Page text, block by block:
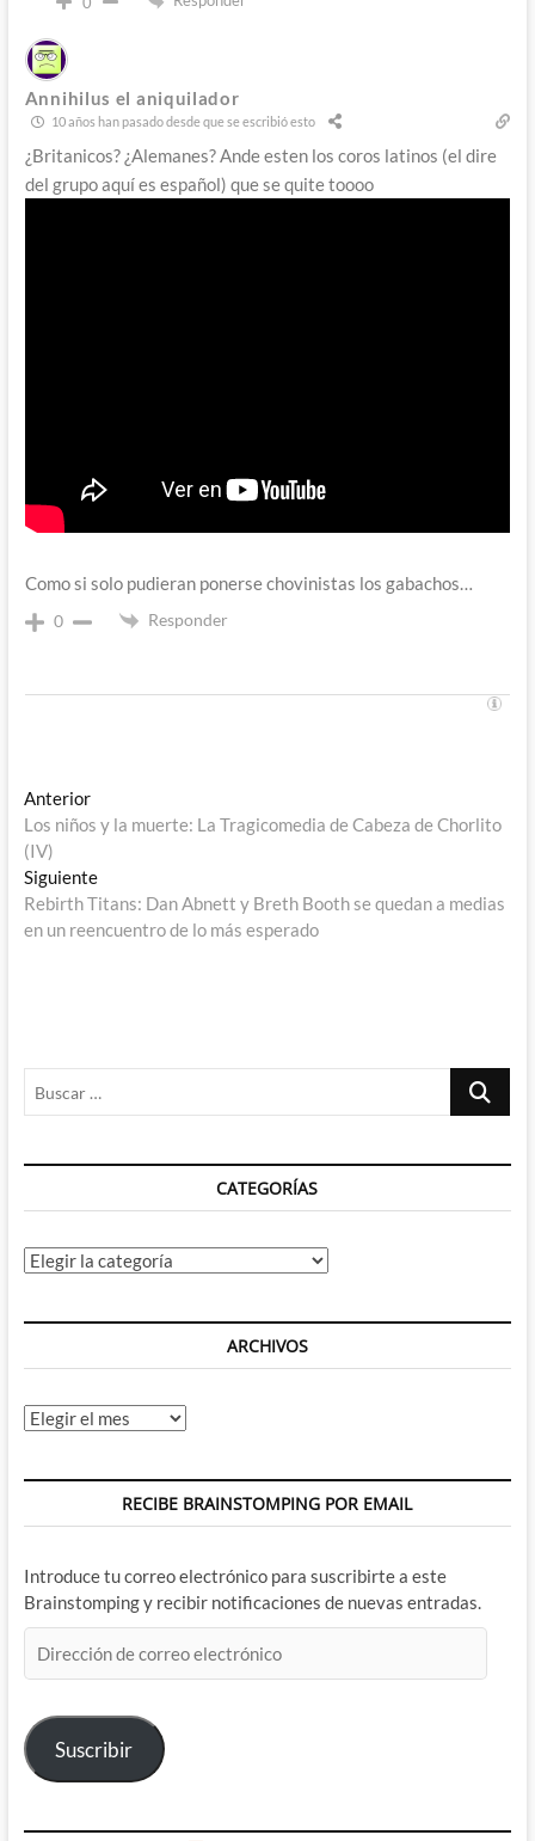
Annihilus el aniquilador
10 años han pasado desde que se escribió esto
¿Britanicos? ¿Alemanes? Ande esten los coros latinos (el dire
del grupo aquí es español) que se quite toooo
Como si solo pudieran ponerse chovinistas los gabachos…
0 Responder
Navegación
de
entradas
AnteriorEntrada
anterior:
Los niños y la muerte: La Tragicomedia de Cabeza de Chorlito
(IV)
SiguienteEntrada
siguiente:
Rebirth Titans: Dan Abnett y Breth Booth se quedan a medias
en un reencuentro de lo más esperado
Buscar
CATEGORÍAS
Categorías
ARCHIVOS
Archivos
RECIBE BRAINSTOMPING POR EMAIL
Introduce tu correo electrónico para suscribirte a este
Brainstomping y recibir notificaciones de nuevas entradas.
de
electrónico
Suscribir